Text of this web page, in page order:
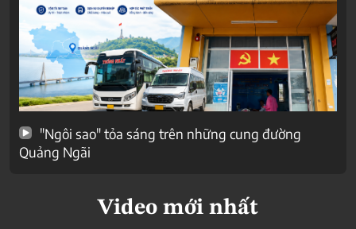
"Ngôi sao" tỏa sáng trên những cung đường
Quảng Ngãi
Video mới nhất